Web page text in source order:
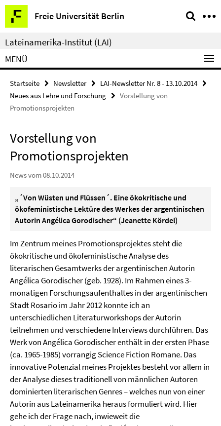
Springe
direkt
zu
Inhalt
Freie Universität Berlin
Service-
Navigation
Lateinamerika-Institut (LAI)
MENÜ
Startseite Newsletter
LAI-Newsletter Nr. 8 - 13.10.2014
Neues aus Lehre und Forschung
Vorstellung von
Promotionsprojekten
Vorstellung von
Promotionsprojekten
News vom 08.10.2014
„´Von Wüsten und Flüssen´. Eine ökokritische und
ökofeministische Lektüre des Werkes der argentinischen
Autorin Angélica Gorodischer“ (Jeanette Kördel)
Im Zentrum meines Promotionsprojektes steht die
ökokritische und ökofeministische Analyse des
literarischen Gesamtwerks der argentinischen Autorin
Angélica Gorodischer (geb. 1928). Im Rahmen eines 3-
monatigen Forschungsaufenthaltes in der argentinischen
Stadt Rosario im Jahr 2012 konnte ich an
unterschiedlichen Literaturworkshops der Autorin
teilnehmen und verschiedene Interviews durchführen. Das
Werk von Angélica Gorodischer enthält in der ersten Phase
(ca. 1965-1985) vorrangig Science Fiction Romane. Das
innovative Potenzial meines Projektes besteht vor allem in
der Analyse dieses traditionell von männlichen Autoren
dominierten literarischen Genres – welches nun von einer
Autorin aus Lateinamerika heraus formuliert wird. Hier
gehe ich der Frage nach, inwieweit die